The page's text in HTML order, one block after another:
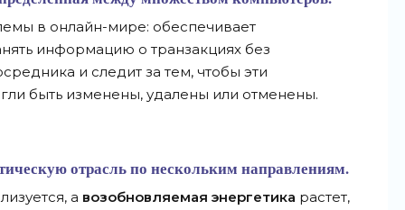
в онлайн-мире: обеспечивает
информацию о транзакциях без
и следит за тем, чтобы эти
быть изменены, удалены или отменены.
отрасль по нескольким направлениям.
а возобновляемая энергетика растет,